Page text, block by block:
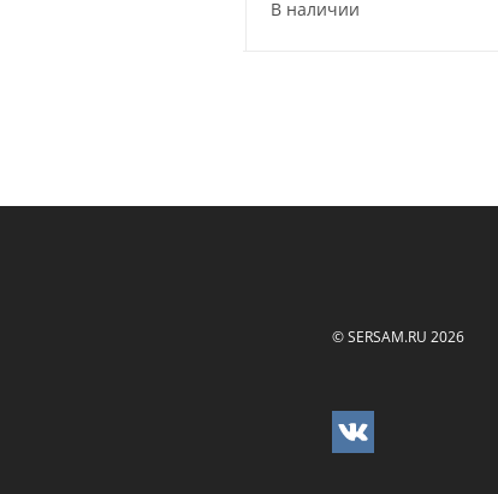
В наличии
© SERSAM.RU 2026